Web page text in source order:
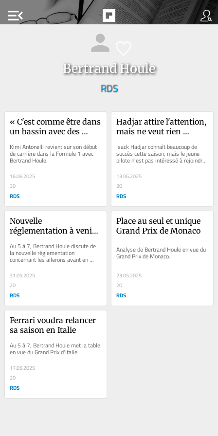
menu_open
Bertrand Houle
RDS
« C'est comme être dans
un bassin avec des
Kimi Antonelli revient sur son début
de carrière dans la Formule 1 avec
Bertrand Houle.
16.06.2025
30
RDS
Hadjar attire l'attention,
mais ne veut rien
Isack Hadjar connaît beaucoup de
succès cette saison, mais le jeune
pilote n'est pas intéressé à rejoindre
Red Bul trop tôt si jamais...
13.06.2025
20
RDS
Nouvelle
réglementation à venir
Au 5 à 7, Bertrand Houle discute de
la nouvelle réglementation
concernant les ailerons avant en
31.05.2025
20
RDS
Place au seul et unique
Grand Prix de Monaco
Analyse de Bertrand Houle en vue du
Grand Prix de Monaco.
23.05.2025
20
RDS
Ferrari voudra relancer
sa saison en Italie
Au 5 à 7, Bertrand Houle met la table
en vue du Grand Prix d'Italie.
17.05.2025
20
RDS